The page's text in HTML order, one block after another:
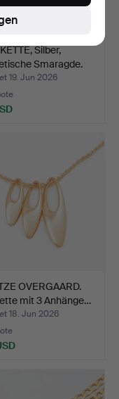
Silber,
Smaragde.
19. Jun 2026
OVERGAARD.
mit 3 Anhänge…
18. Jun 2026